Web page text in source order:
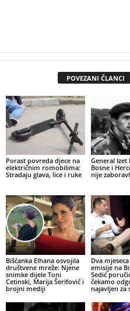
POVEZANI ČLANCI
Porast povreda djece na
električnim romobilima:
Stradaju glava, lice i ruke
General Izet
Bosne i
nije
Bišćanka Elhana osvojila
društvene mreže: Njene
snimke dijele Toni
Cetinski, Marija Šerifović i
brojni mediji
Dva
emisije na
Sedić
čekamo
najavljen za